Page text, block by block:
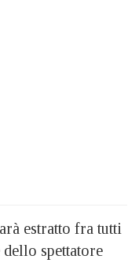
estratto fra tutti
spettatore